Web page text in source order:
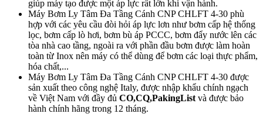
giúp máy tạo được một áp lực rất lớn khi vận hành.
Máy Bơm Ly Tâm Đa Tầng Cánh CNP CHLFT 4-30 phù
hợp với các yêu cầu đòi hỏi áp lực lơn như bơm cấp hệ thống
lọc, bơm cấp lò hơi, bơm bù áp PCCC, bơm đẩy nước lên các
tòa nhà cao tầng, ngoài ra với phần đầu bơm được làm hoàn
toàn từ Inox nên máy có thể dùng để bơm các loại thực phẩm,
hóa chất,...
Máy Bơm Ly Tâm Đa Tầng Cánh CNP CHLFT 4-30 được
sản xuất theo công nghệ Italy, được nhập khẩu chính ngạch
về Việt Nam với đầy đủ CO,CQ,PakingList và được bảo
hành chính hãng trong 12 tháng.